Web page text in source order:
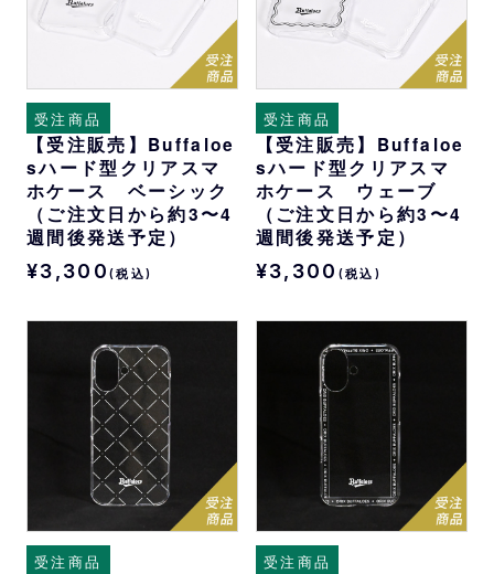
受注商品
【受注販売】Buffaloe
sハード型クリアスマ
ホケース ベーシック
（ご注文日から約3〜4
週間後発送予定）
¥3,300 (税込)
受注商品
【受注販売】Buffaloe
sハード型クリアスマ
ホケース ウェーブ
（ご注文日から約3〜4
週間後発送予定）
¥3,300 (税込)
受注商品 受注商品